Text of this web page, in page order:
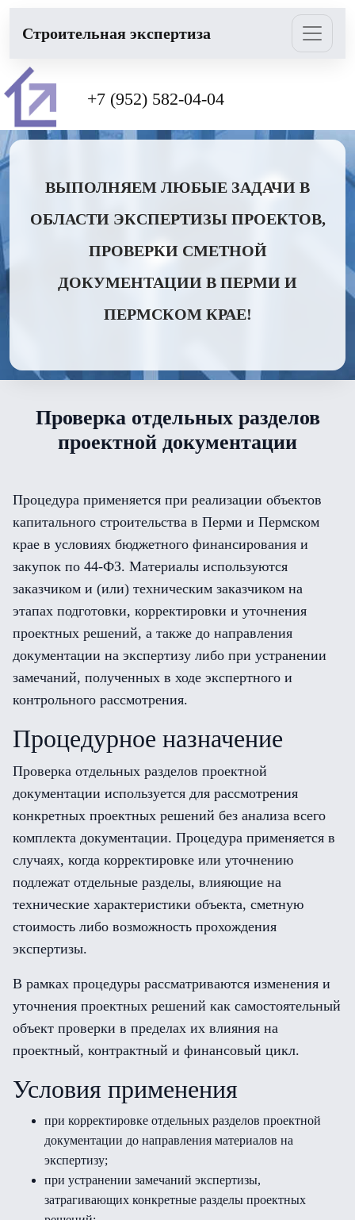
Cтроительная экспертиза
+7 (952) 582-04-04
ВЫПОЛНЯЕМ ЛЮБЫЕ ЗАДАЧИ В
ОБЛАСТИ ЭКСПЕРТИЗЫ ПРОЕКТОВ,
ПРОВЕРКИ СМЕТНОЙ
ДОКУМЕНТАЦИИ В ПЕРМИ И
ПЕРМСКОМ КРАЕ!
Проверка отдельных разделов
проектной документации
Процедура применяется при реализации объектов
капитального строительства в Перми и Пермском
крае в условиях бюджетного финансирования и
закупок по 44-ФЗ. Материалы используются
заказчиком и (или) техническим заказчиком на
этапах подготовки, корректировки и уточнения
проектных решений, а также до направления
документации на экспертизу либо при устранении
замечаний, полученных в ходе экспертного и
контрольного рассмотрения.
Процедурное назначение
Проверка отдельных разделов проектной
документации используется для рассмотрения
конкретных проектных решений без анализа всего
комплекта документации. Процедура применяется в
случаях, когда корректировке или уточнению
подлежат отдельные разделы, влияющие на
технические характеристики объекта, сметную
стоимость либо возможность прохождения
экспертизы.
В рамках процедуры рассматриваются изменения и
уточнения проектных решений как самостоятельный
объект проверки в пределах их влияния на
проектный, контрактный и финансовый цикл.
Условия применения
при корректировке отдельных разделов проектной
документации до направления материалов на
экспертизу;
при устранении замечаний экспертизы,
затрагивающих конкретные разделы проектных